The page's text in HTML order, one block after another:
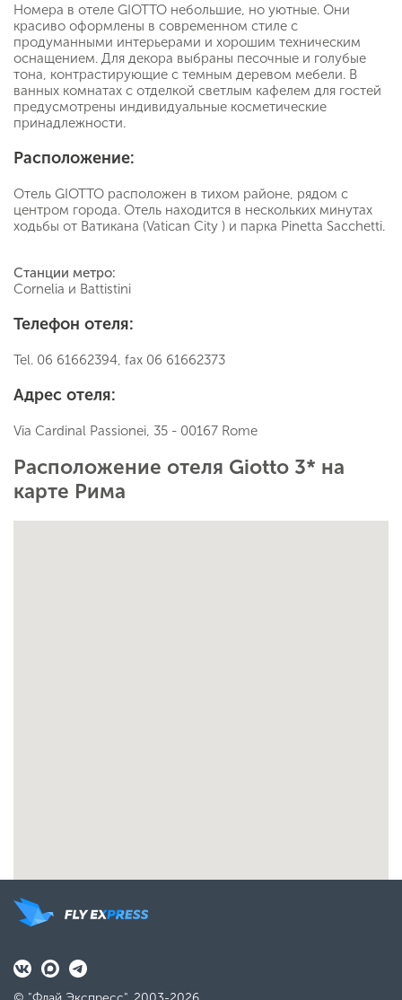
Номера в отеле GIOTTO небольшие, но уютные. Они
красиво оформлены в современном стиле с
продуманными интерьерами и хорошим техническим
оснащением. Для декора выбраны песочные и голубые
тона, контрастирующие с темным деревом мебели. В
ванных комнатах с отделкой светлым кафелем для гостей
предусмотрены индивидуальные косметические
принадлежности.
Расположение:
Отель GIOTTO расположен в тихом районе, рядом с
центром города. Отель находится в нескольких минутах
ходьбы от Ватикана (Vatican City ) и парка Pinetta Sacchetti.
Станции метро:
Cornelia и Battistini
Телефон отеля:
Tel. 06 61662394, fax 06 61662373
Адрес отеля:
Via Cardinal Passionei, 35 - 00167 Rome
Расположение отеля Giotto 3* на
карте Рима